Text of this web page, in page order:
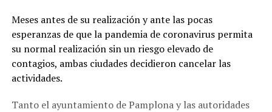
Meses antes de su realización y ante las pocas
esperanzas de que la pandemia de coronavirus permita
su normal realización sin un riesgo elevado de
contagios, ambas ciudades decidieron cancelar las
actividades.
Tanto el ayuntamiento de Pamplona y las autoridades